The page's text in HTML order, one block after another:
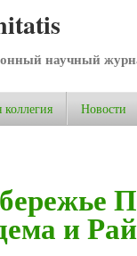
научный
Новости
и